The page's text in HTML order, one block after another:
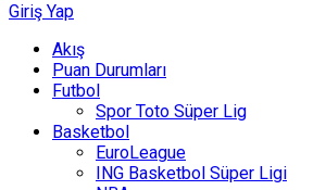
Giriş Yap
Akış
Puan Durumları
Futbol
Spor Toto Süper Lig
Basketbol
EuroLeague
ING Basketbol Süper Ligi